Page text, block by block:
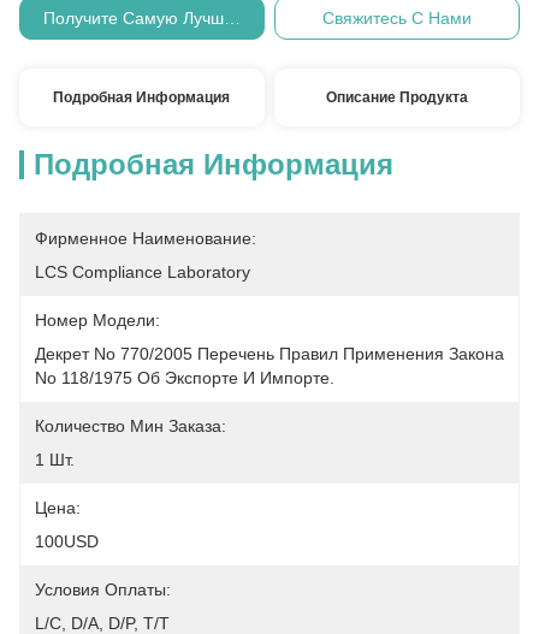
Получите Самую Лучшую Цену Свяжитесь С Нами
Подробная Информация Описание Продукта
Подробная Информация
Фирменное Наименование:
LCS Compliance Laboratory
Номер Модели:
Декрет No 770/2005 Перечень Правил Применения Закона
No 118/1975 Об Экспорте И Импорте.
Количество Мин Заказа:
1 Шт.
Цена:
100USD
Условия Оплаты:
L/C, D/A, D/P, T/T